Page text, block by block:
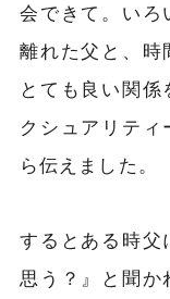
会できて。いろ
離れた父と、時
とても良い関
クシュアリテ
ら伝えました。
するとある時父
思う？』と聞か